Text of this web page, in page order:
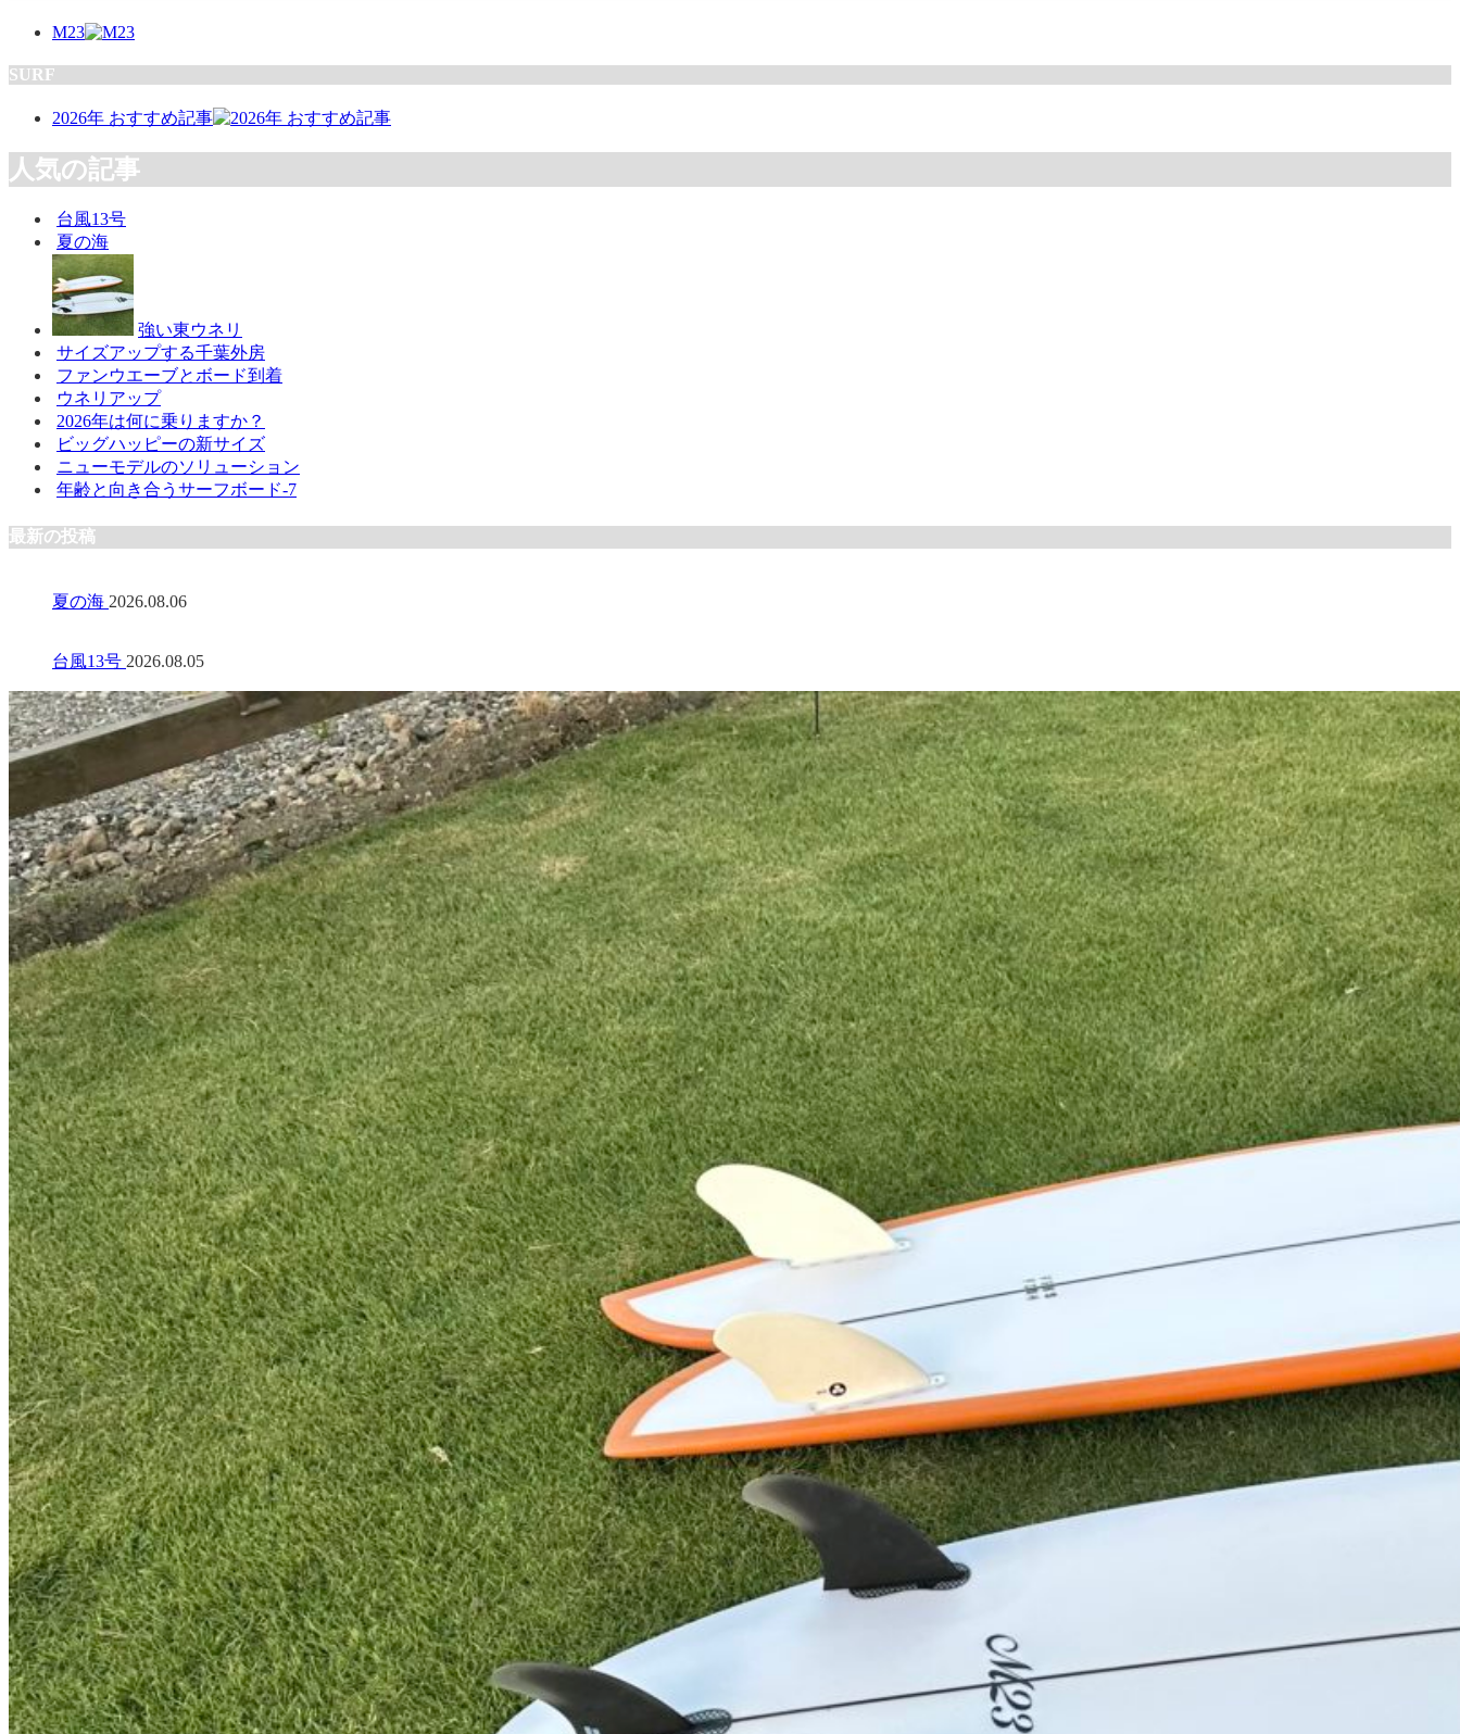
M23
SURF
2026年 おすすめ記事
人気の記事
台風13号
夏の海
強い東ウネリ
サイズアップする千葉外房
ファンウエーブとボード到着
ウネリアップ
2026年は何に乗りますか？
ビッグハッピーの新サイズ
ニューモデルのソリューション
年齢と向き合うサーフボード-7
最新の投稿
夏の海 2026.08.06
台風13号 2026.08.05